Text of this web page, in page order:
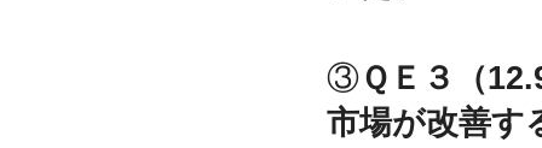
③ＱＥ３（
市場が改善す